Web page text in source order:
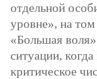
отдельной
уровне», на
«Большая
ситуации,
критическое